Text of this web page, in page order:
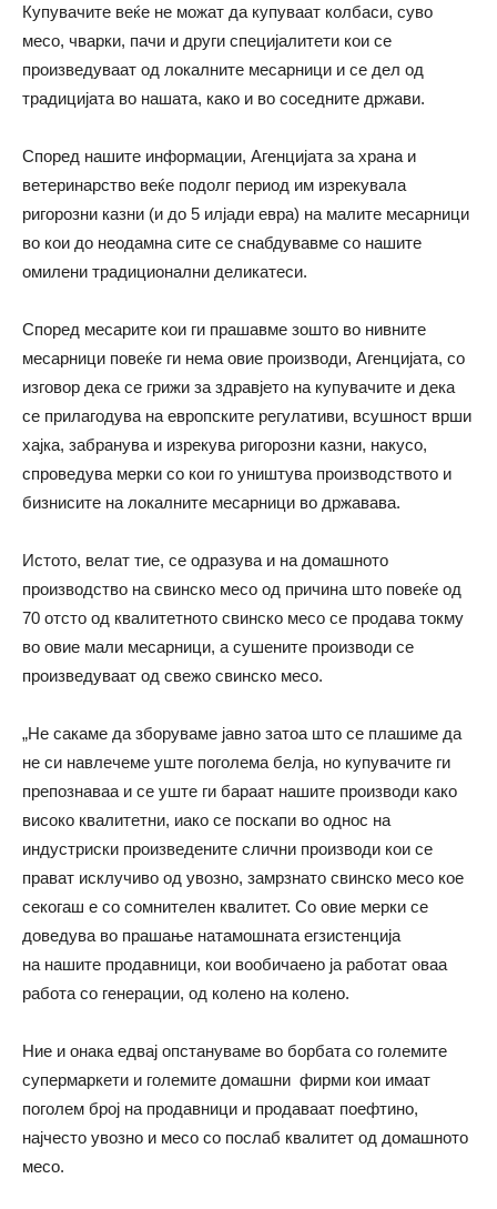
Купувачите веќе не можат да купуваат колбаси, суво
месо, чварки, пачи и други специјалитети кои се
произведуваат од локалните месарници и се дел од
традицијата во нашата, како и во соседните држави.
Според нашите информации, Агенцијата за храна и
ветеринарство веќе подолг период им изрекувала
ригорозни казни (и до 5 илјади евра) на малите месарници
во кои до неодамна сите се снабдувавме со нашите
омилени традиционални деликатеси.
Според месарите кои ги прашавме зошто во нивните
месарници повеќе ги нема овие производи, Aгенцијата, со
изговор дека се грижи за здравјето на купувачите и дека
се прилагодува на европските регулативи, всушност врши
хајка, забранува и изрекува ригорозни казни, накусо,
спроведува мерки со кои го уништува производството и
бизнисите на локалните месарници во државава.
Истото, велат тие, се одразува и на домашното
производство на свинско месо од причина што повеќе од
70 отсто од квалитетното свинско месо се продава токму
во овие мали месарници, a сушените производи се
произведуваат од свежо свинско месо.
„Не сакаме да зборуваме јавно затоа што се плашиме да
не си навлечеме уште поголема белја, но купувачите ги
препознаваа и се уште ги бараат нашите производи како
високо квалитетни, иако се поскапи во однос на
индустриски произведените слични производи кои се
прават исклучиво од увозно, замрзнато свинско месо кое
секогаш е со сомнителен квалитет. Со овие мерки се
доведува во прашање натамошната егзистенција
на нашите продавници, кои вообичаено ја работат оваа
работа со генерации, од колено на колено.
Ние и онака едвај опстануваме во борбата со големите
супермаркети и големите домашни фирми кои имаат
поголем број на продавници и продаваат поефтино,
најчесто увозно и месо со послаб квалитет од домашното
месо.